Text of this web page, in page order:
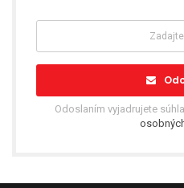
Odoslaním vyjadrujete